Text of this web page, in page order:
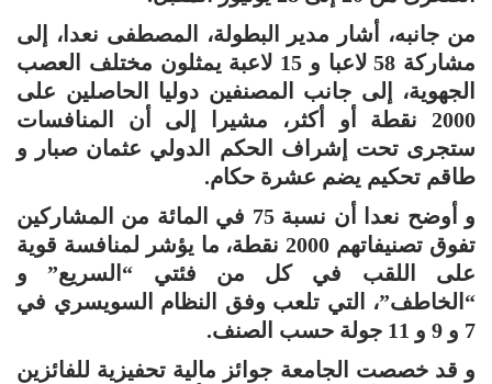
من جانبه، أشار مدير البطولة، المصطفى نعدا، إلى
مشاركة 58 لاعبا و 15 لاعبة يمثلون مختلف العصب
الجهوية، إلى جانب المصنفين دوليا الحاصلين على
2000 نقطة أو أكثر، مشيرا إلى أن المنافسات
ستجرى تحت إشراف الحكم الدولي عثمان صبار و
طاقم تحكيم يضم عشرة حكام.
و أوضح نعدا أن نسبة 75 في المائة من المشاركين
تفوق تصنيفاتهم 2000 نقطة، ما يؤشر لمنافسة قوية
على اللقب في كل من فئتي “السريع” و
“الخاطف”، التي تلعب وفق النظام السويسري في
7 و 9 و 11 جولة حسب الصنف.
و قد خصصت الجامعة جوائز مالية تحفيزية للفائزين